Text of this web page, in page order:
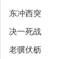
东冲西突
决一死战
老骥伏枥